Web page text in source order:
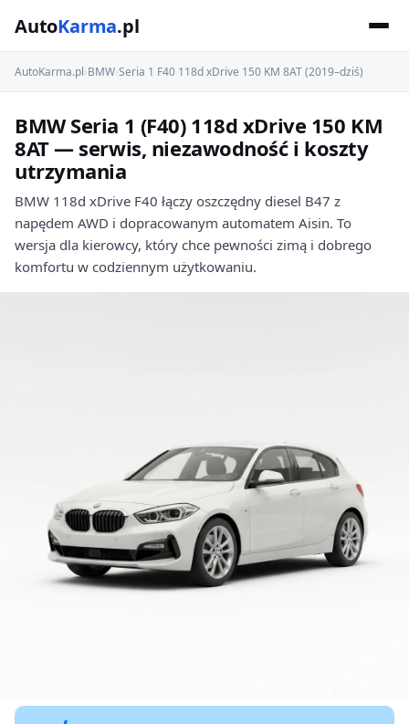
AutoKarma.pl
AutoKarma.pl›BMW›Seria 1 F40 118d xDrive 150 KM 8AT (2019–dziś)
BMW Seria 1 (F40) 118d xDrive 150 KM
8AT — serwis, niezawodność i koszty
utrzymania
BMW 118d xDrive F40 łączy oszczędny diesel B47 z
napędem AWD i dopracowanym automatem Aisin. To
wersja dla kierowcy, który chce pewności zimą i dobrego
komfortu w codziennym użytkowaniu.